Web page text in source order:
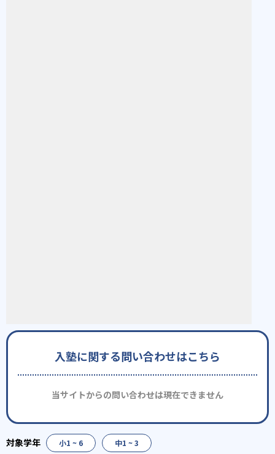
入塾に関する問い合わせはこちら
当サイトからの問い合わせは現在できません
小1 ~ 6 中1 ~ 3